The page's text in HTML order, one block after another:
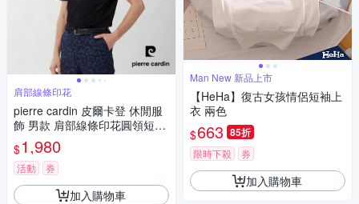
肩部線條印花
pierre cardin 皮爾卡登 休閒服
飾 男款 肩部線條印花圓領短袖
T恤-黑色(5267280-99)
$1,980
活動 券
加入購物車
Man New 新品上市
【HeHa】復古女孩情侶短袖上
衣 兩色
$663 85折
限時下殺 券
加入購物車